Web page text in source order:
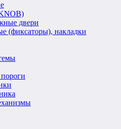
двери
(фиксаторы), накладки